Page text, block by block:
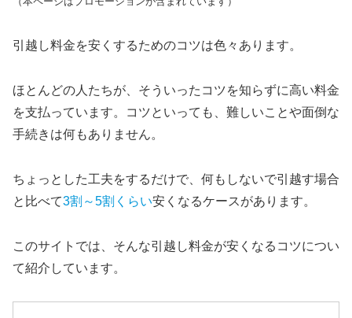
引越し料金を安くするためのコツは色々あります。
ほとんどの人たちが、そういったコツを知らずに高い料金
を支払っています。コツといっても、難しいことや面倒な
手続きは何もありません。
ちょっとした工夫をするだけで、何もしないで引越す場合
と比べて3割～5割くらい安くなるケースがあります。
このサイトでは、そんな引越し料金が安くなるコツについ
て紹介しています。